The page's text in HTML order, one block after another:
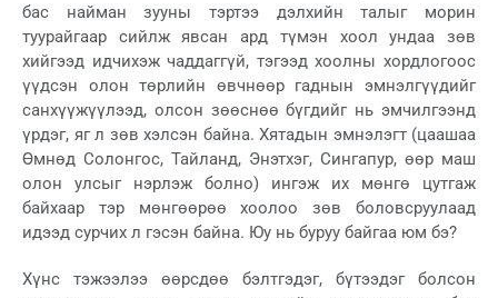
бас найман зууны тэртээ дэлхийн талыг морин
туурайгаар сийлж явсан ард түмэн хоол ундаа зөв
хийгээд идчихэж чаддаггүй, тэгээд хоолны хордлогоос
үүдсэн олон төрлийн өвчнөөр гаднын эмнэлгүүдийг
санхүүжүүлээд, олсон зөөснөө бүгдийг нь эмчилгээнд
үрдэг, яг л зөв хэлсэн байна. Хятадын эмнэлэгт (цаашаа
Өмнөд Солонгос, Тайланд, Энэтхэг, Сингапур, өөр маш
олон улсыг нэрлэж болно) ингэж их мөнгө цутгаж
байхаар тэр мөнгөөрөө хоолоо зөв боловсруулаад
идээд сурчих л гэсэн байна. Юу нь буруу байгаа юм бэ?
Хүнс тэжээлээ өөрсдөө бэлтгэдэг, бүтээдэг болсон